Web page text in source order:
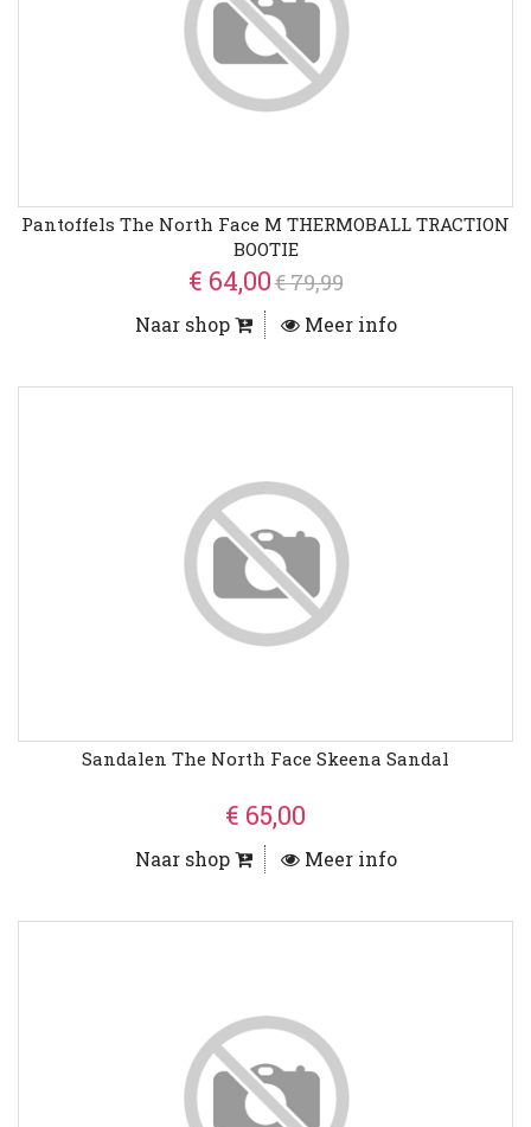
Pantoffels The North Face M THERMOBALL TRACTION
BOOTIE
€ 64,00€ 79,99
Naar shop Meer info
Sandalen The North Face Skeena Sandal
€ 65,00
Naar shop Meer info